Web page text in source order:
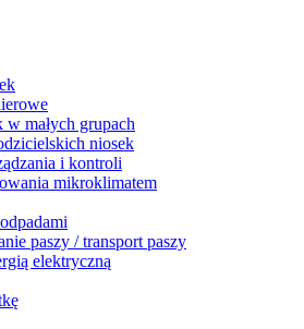
małych grupach
niosek
i kontroli
mikroklimatem
paszy / transport paszy
elektryczną